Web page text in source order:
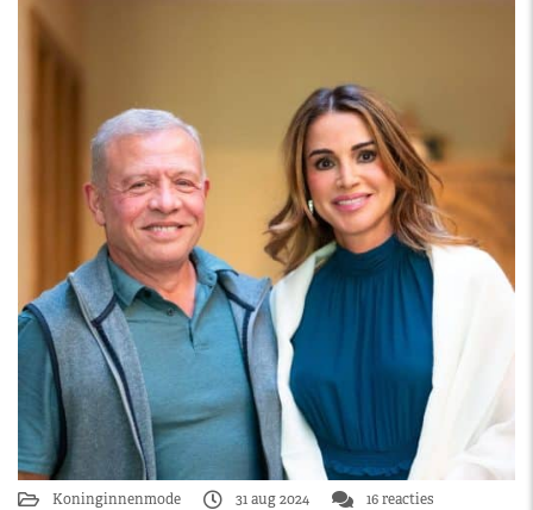
Koninginnenmode 31 aug 2024 16 reacties